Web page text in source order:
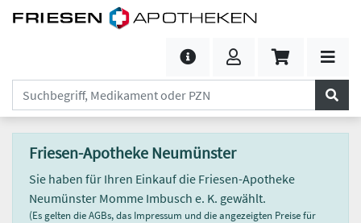
Friesen-Apotheke Neumünster
Sie haben für Ihren Einkauf die Friesen-Apotheke
Neumünster Momme Imbusch e. K. gewählt.
(Es gelten die AGBs, das Impressum und die angezeigten Preise für